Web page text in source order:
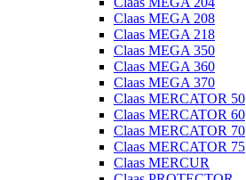
Claas MEGA 208
Claas MEGA 218
Claas MEGA 350
Claas MEGA 360
Claas MEGA 370
Claas MERCATOR 50
Claas MERCATOR 60
Claas MERCATOR 70
Claas MERCATOR 75
Claas MERCUR